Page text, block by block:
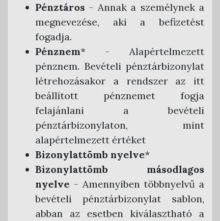
Pénztáros - Annak a személynek a
megnevezése, aki a befizetést
fogadja.
Pénznem* - Alapértelmezett
pénznem. Bevételi pénztárbizonylat
létrehozásakor a rendszer az itt
beállított pénznemet fogja
felajánlani a bevételi
pénztárbizonylaton, mint
alapértelmezett értéket
Bizonylattömb nyelve*
Bizonylattömb másodlagos
nyelve - Amennyiben többnyelvű a
bevételi pénztárbizonylat sablon,
abban az esetben kiválasztható a